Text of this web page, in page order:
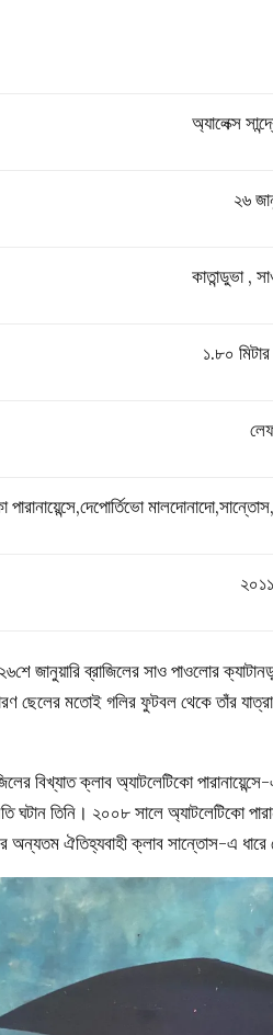
অ্যালেক্স
২৬
কাতান্ডুভা ,
১.৮০
পারানায়েন্সে,দেপোর্তিভো
জানুয়ারি ব্রাজিলের সাও পাওলোর
ছেলের মতোই গলির ফুটবল থেকে তাঁর
বিখ্যাত ক্লাব অ্যাটলেটিকো
ঘটান তিনি। ২০০৮ সালে অ্যাটলেটিকো
অন্যতম ঐতিহ্যবাহী ক্লাব সান্তোস-এ